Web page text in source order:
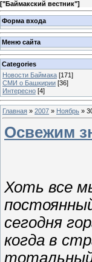
["Баймакский вестник"]
Форма входа
Меню сайта
Categories
Новости Баймака [171]
СМИ о Башкирии [36]
Интересно [4]
Главная » 2007 » Ноябрь »
Освежим
Хоть все
сегодня
когда в